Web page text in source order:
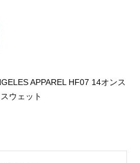
APPAREL HF07 14オンス
ウェット